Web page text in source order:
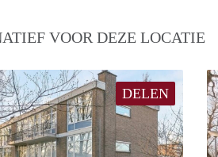
VOOR DEZE LOCATIE
DELEN